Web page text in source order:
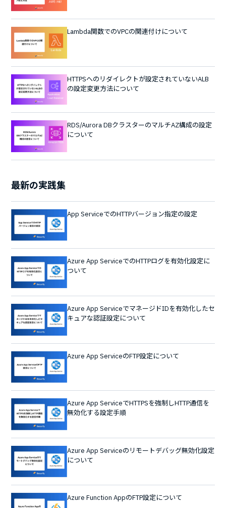
Lambda関数でのVPCの関連付けについて
HTTPSへのリダイレクトが設定されていないALB
の設定変更方法について
RDS/Aurora DBクラスターのマルチAZ構成の設定
について
最新の実践集
App ServiceでのHTTPバージョン指定の設定
Azure App ServiceでのHTTPログを有効化設定に
ついて
Azure App ServiceでマネージドIDを有効化したセ
キュアな認証設定について
Azure App ServiceのFTP設定について
Azure App ServiceでHTTPSを強制しHTTP通信を
無効化する設定手順
Azure App Serviceのリモートデバッグ無効化設定
について
Azure Function AppのFTP設定について